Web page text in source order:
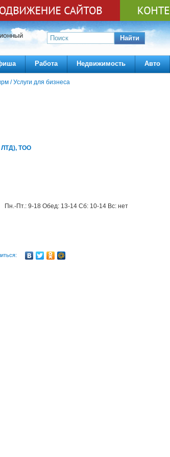
Найти
Работа Недвижимость Авто
/Услуги для бизнеса
ЛТД), ТОО
Пн.-Пт.: 9-18 Обед: 13-14 Сб: 10-14 Вс: нет